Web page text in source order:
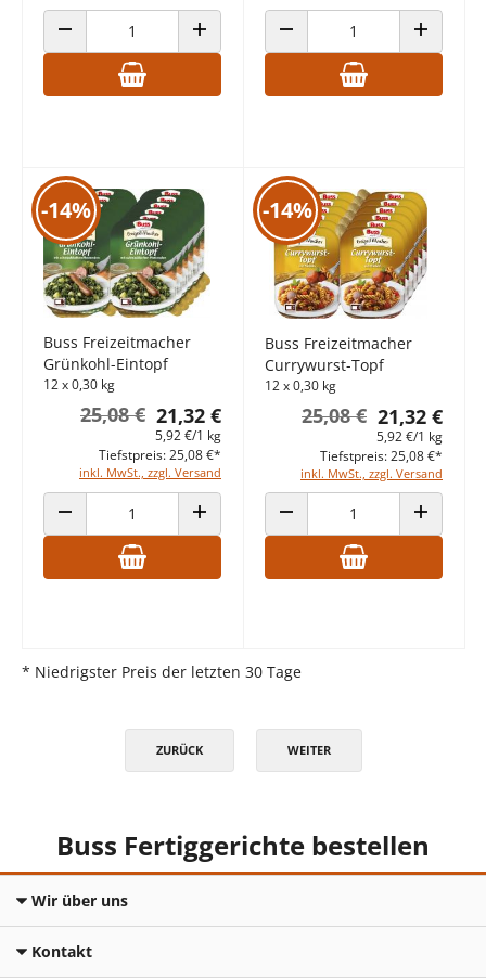
ANZAHL VERRINGERN ANZAHL ERHÖHENANZAHL VERRINGERN ANZAHL
-14%
Buss Freizeitmacher
Grünkohl-Eintopf
12 x 0,30 kg
21,32 €
25,08 €
5,92 €/1 kg
inkl. MwSt., zzgl. Versand
Tiefstpreis: 25,08 €*
ANZAHL VERRINGERN ANZAHL ERHÖHEN
-14%
Buss Freizeitmacher
Currywurst-Topf
12 x 0,30 kg
21,32 €
25,08 €
5,92 €/1 kg
inkl. MwSt., zzgl. Versand
Tiefstpreis: 25,08 €*
ANZAHL VERRINGERN ANZAHL
* Niedrigster Preis der letzten 30 Tage
ZURÜCK WEITER
Buss Fertiggerichte bestellen
Wir über uns
Kontakt